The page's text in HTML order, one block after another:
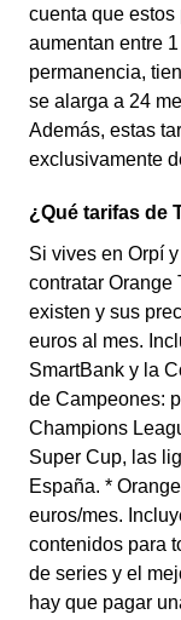
cuenta que
aumentan entre
permanencia,
se alarga a 24
Además, estas
exclusivamente
¿Qué tarifas de
Si vives en Orpí
contratar Orange
existen y sus
euros al mes.
SmartBank y la
de Campeones:
Champions
Super Cup, las
España. *
euros/mes.
contenidos para
de series y el
hay que pagar